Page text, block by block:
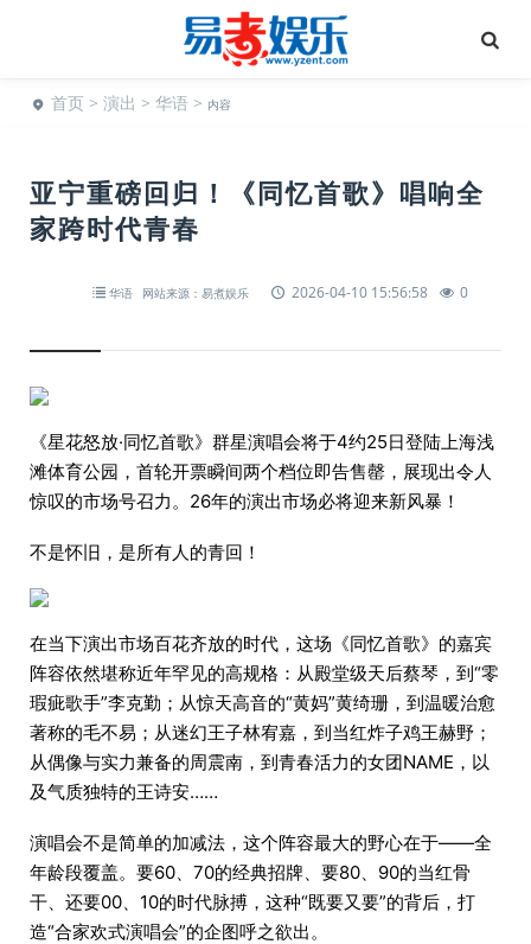
首页 > 演出 > 华语 > 内容
亚宁重磅回归！《同忆首歌》唱响全
家跨时代青春
华语 网站来源：易煮娱乐 2026-04-10 15:56:58 0
《星花怒放·同忆首歌》群星演唱会将于4约25日登陆上海浅
滩体育公园，首轮开票瞬间两个档位即告售罄，展现出令人
惊叹的市场号召力。26年的演出市场必将迎来新风暴！
不是怀旧，是所有人的青回！
在当下演出市场百花齐放的时代，这场《同忆首歌》的嘉宾
阵容依然堪称近年罕见的高规格：从殿堂级天后蔡琴，到“零
瑕疵歌手”李克勤；从惊天高音的“黄妈”黄绮珊，到温暖治愈
著称的毛不易；从迷幻王子林宥嘉，到当红炸子鸡王赫野；
从偶像与实力兼备的周震南，到青春活力的女团NAME，以
及气质独特的王诗安……
演唱会不是简单的加减法，这个阵容最大的野心在于——全
年龄段覆盖。要60、70的经典招牌、要80、90的当红骨
干、还要00、10的时代脉搏，这种“既要又要”的背后，打
造“合家欢式演唱会”的企图呼之欲出。